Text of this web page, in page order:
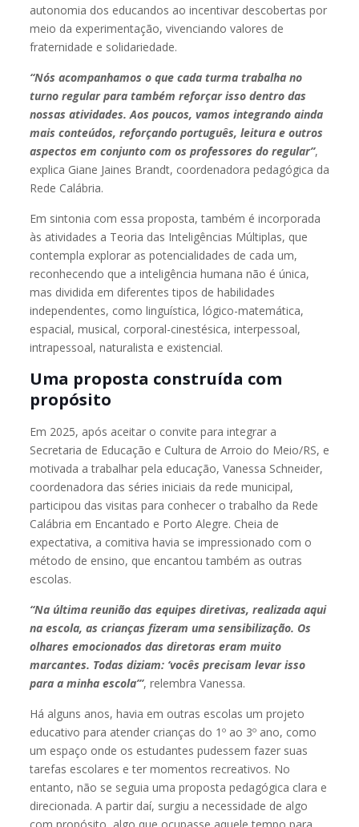
autonomia dos educandos ao incentivar descobertas por
meio da experimentação, vivenciando valores de
fraternidade e solidariedade.
“Nós acompanhamos o que cada turma trabalha no
turno regular para também reforçar isso dentro das
nossas atividades. Aos poucos, vamos integrando ainda
mais conteúdos, reforçando português, leitura e outros
aspectos em conjunto com os professores do regular”,
explica Giane Jaines Brandt, coordenadora pedagógica da
Rede Calábria.
Em sintonia com essa proposta, também é incorporada
às atividades a Teoria das Inteligências Múltiplas, que
contempla explorar as potencialidades de cada um,
reconhecendo que a inteligência humana não é única,
mas dividida em diferentes tipos de habilidades
independentes, como linguística, lógico-matemática,
espacial, musical, corporal-cinestésica, interpessoal,
intrapessoal, naturalista e existencial.
Uma proposta construída com
propósito
Em 2025, após aceitar o convite para integrar a
Secretaria de Educação e Cultura de Arroio do Meio/RS, e
motivada a trabalhar pela educação, Vanessa Schneider,
coordenadora das séries iniciais da rede municipal,
participou das visitas para conhecer o trabalho da Rede
Calábria em Encantado e Porto Alegre. Cheia de
expectativa, a comitiva havia se impressionado com o
método de ensino, que encantou também as outras
escolas.
“Na última reunião das equipes diretivas, realizada aqui
na escola, as crianças fizeram uma sensibilização. Os
olhares emocionados das diretoras eram muito
marcantes. Todas diziam: ‘vocês precisam levar isso
para a minha escola’”, relembra Vanessa.
Há alguns anos, havia em outras escolas um projeto
educativo para atender crianças do 1º ao 3º ano, como
um espaço onde os estudantes pudessem fazer suas
tarefas escolares e ter momentos recreativos. No
entanto, não se seguia uma proposta pedagógica clara e
direcionada. A partir daí, surgiu a necessidade de algo